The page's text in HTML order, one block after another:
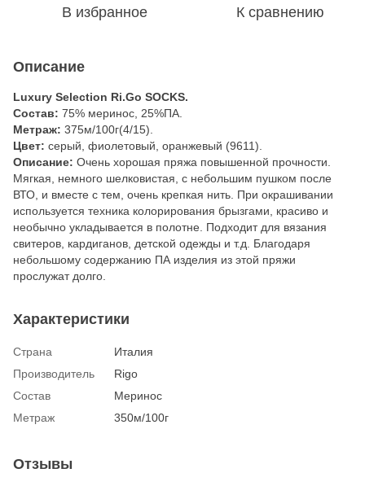
В избранное К сравнению
Описание
Luxury Selection Ri.Go SOCKS.
Состав: 75% меринос, 25%ПА.
Метраж: 375м/100г(4/15).
Цвет: серый, фиолетовый, оранжевый (9611).
Описание: Очень хорошая пряжа повышенной прочности.
Мягкая, немного шелковистая, с небольшим пушком после
ВТО, и вместе с тем, очень крепкая нить. При окрашивании
используется техника колорирования брызгами, красиво и
необычно укладывается в полотне. Подходит для вязания
свитеров, кардиганов, детской одежды и т.д. Благодаря
небольшому содержанию ПА изделия из этой пряжи
прослужат долго.
Характеристики
Страна
Италия
Производитель
Rigo
Состав
Меринос
Метраж
350м/100г
Отзывы